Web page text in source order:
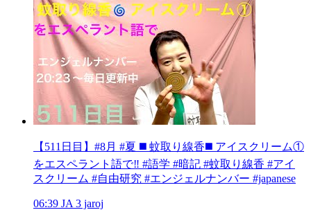
【511日目】#8月 #夏 ◼️ 蚊取り線香◼️ アイスクリーム①
をエスペラント語で‼️ #語学 #暗記 #蚊取り線香 #アイ
スクリーム #自由研究 #エンジェルナンバー #japanese
06:39 JA 3 jaroj